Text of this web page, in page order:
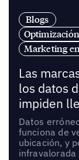
Blogs
Marketing
Las
los datos
impiden
Datos
funciona de
ubicación, y
infravalorada